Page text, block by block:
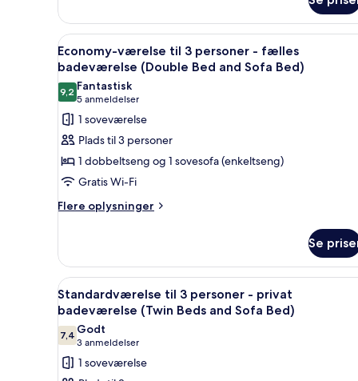
-
fælles
badeværelse
Indlæs
alle
billeder
af
Economy-
værelse
til
3
personer
-
(Double
Bed
and
Sofa
Bed)
Et hotelværelse med to
8
Economy-værelse til 3 personer - fælles
badeværelse (Double Bed and Sofa Bed)
9,29,2 ud af 10
Fantastisk
5 anmeldelser
(5
anmeldelser)
1 soveværelse
Plads til 3 personer
1 dobbeltseng og 1 sovesofa (enkeltseng)
Gratis Wi-Fi
Flere oplysninger
Flere
værelse
til
3
personer
fælles
badeværelse
(Double
Bed
Se
Indlæs
alle
billeder
af
Standardværelse
til
Et hotelværelse med to
5
Standardværelse til 3 personer - privat
badeværelse (Twin Beds and Sofa Bed)
7,47,4 ud af 10
Godt
3 anmeldelser
(3
anmeldelser)
1 soveværelse